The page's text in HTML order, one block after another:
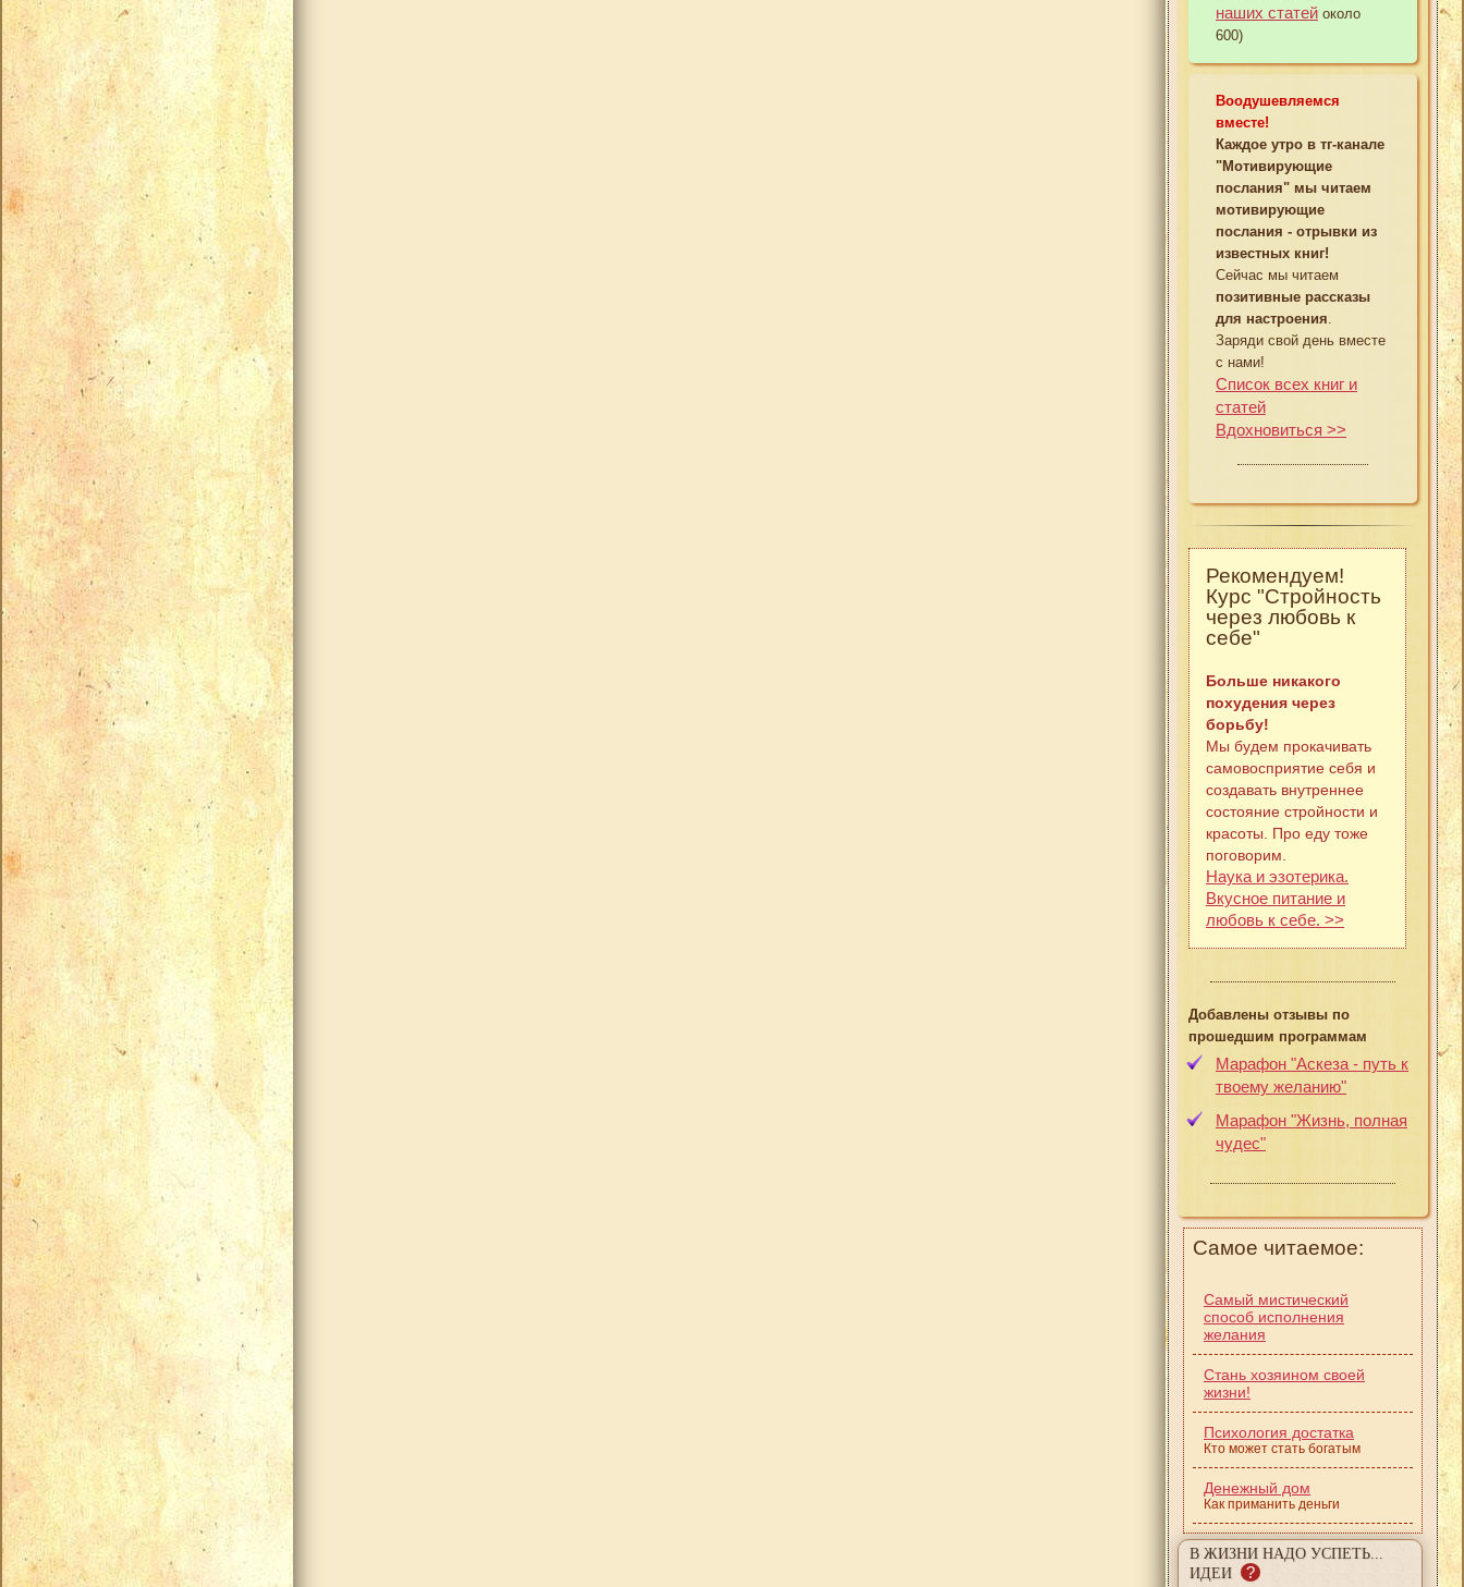
наших статей около
600)
Воодушевляемся
вместе!
Каждое утро в тг-канале
"Мотивирующие
послания" мы читаем
мотивирующие
послания - отрывки из
известных книг!
Сейчас мы читаем
позитивные рассказы
для настроения
Заряди свой день вместе
с нами!
Список всех книг и
статей
Вдохновиться >>
Рекомендуем!
Курс "Стройность
через любовь к
себе"
Больше никакого
похудения через
борьбу!
Мы будем прокачивать
самовосприятие себя и
создавать внутреннее
состояние стройности и
красоты. Про еду тоже
поговорим.
Наука и эзотерика.
Вкусное питание и
любовь к себе. >>
Добавлены отзывы по
прошедшим программам
Марафон "Аскеза - путь к
твоему желанию"
Марафон "Жизнь, полная
чудес"
Самое читаемое:
Самый мистический
способ исполнения
желания
Стань хозяином своей
жизни!
Психология достатка
Кто может стать богатым
Денежный дом
Как приманить деньги
В ЖИЗНИ НАДО УСПЕТЬ...
ИДЕИ
?